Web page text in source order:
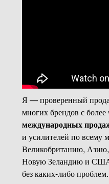
Я — проверенный
многих брендов с более
международных
и усилителей по всему
Великобританию,
Новую Зеландию и
без каких-либо проблем.